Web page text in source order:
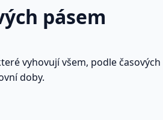
pásem
vyhovují všem, podle časových
doby.